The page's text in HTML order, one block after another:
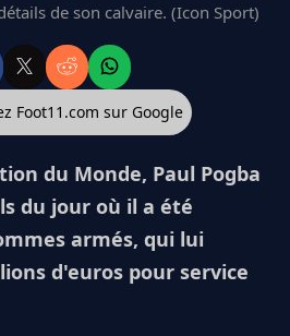
de son calvaire. (Icon Sport)
Foot11.com sur Google
du Monde, Paul Pogba
du jour où il a été
armés, qui lui
d'euros pour service